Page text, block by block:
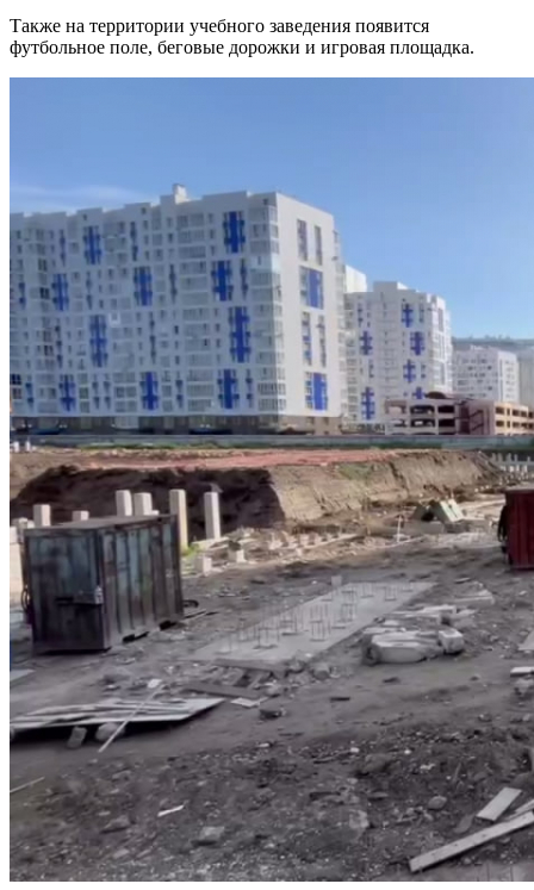
Также на территории учебного заведения появится
футбольное поле, беговые дорожки и игровая площадка.